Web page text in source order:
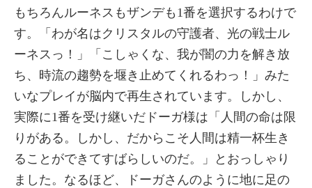
もちろんルーネスもザンデも1番を選択するわけで
す。「わが名はクリスタルの守護者、光の戦士ル
ーネスっ！」「こしゃくな、我が闇の力を解き放
ち、時流の趨勢を堰き止めてくれるわっ！」みた
いなプレイが脳内で再生されています。しかし、
実際に1番を受け継いだドーガ様は「人間の命は限
りがある。しかし、だからこそ人間は精一杯生き
ることができてすばらしいのだ。」とおっしゃり
ました。なるほど、ドーガさんのように地に足の